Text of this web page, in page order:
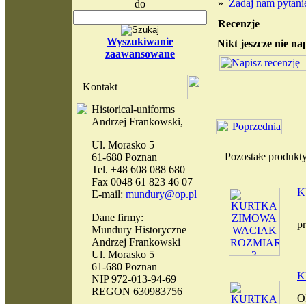
do
Wyszukiwanie
zaawansowane
Kontakt
Historical-uniforms
Andrzej Frankowski,
Ul. Morasko 5
61-680 Poznan
Tel. +48 608 088 680
Fax 0048 61 823 46 07
E-mail: mundury@op.pl
Dane firmy:
Mundury Historyczne
Andrzej Frankowski
Ul. Morasko 5
61-680 Poznan
NIP 972-013-94-69
REGON 630983756
» Zadaj nam
Recenzje
Nikt jeszcze nie
Pozostałe